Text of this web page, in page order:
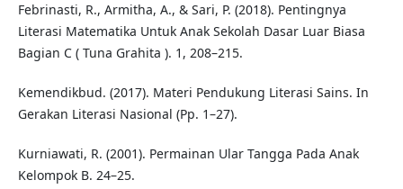
Febrinasti, R., Armitha, A., & Sari, P. (2018). Pentingnya
Literasi Matematika Untuk Anak Sekolah Dasar Luar Biasa
Bagian C ( Tuna Grahita ). 1, 208–215.
Kemendikbud. (2017). Materi Pendukung Literasi Sains. In
Gerakan Literasi Nasional (Pp. 1–27).
Kurniawati, R. (2001). Permainan Ular Tangga Pada Anak
Kelompok B. 24–25.